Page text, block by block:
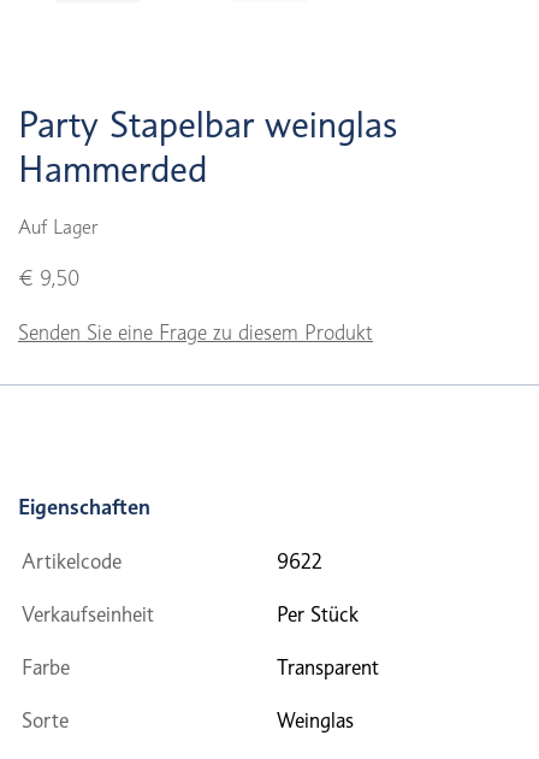
Party Stapelbar weinglas
Hammerded
Auf Lager
€ 9,50
Senden Sie eine Frage zu diesem Produkt
Eigenschaften
Artikelcode 9622
Verkaufseinheit Per Stück
Farbe Transparent
Sorte Weinglas